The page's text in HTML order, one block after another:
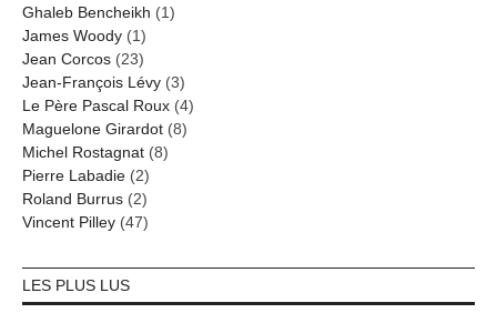
Ghaleb Bencheikh (1)
James Woody (1)
Jean Corcos (23)
Jean-François Lévy (3)
Le Père Pascal Roux (4)
Maguelone Girardot (8)
Michel Rostagnat (8)
Pierre Labadie (2)
Roland Burrus (2)
Vincent Pilley (47)
LES PLUS LUS